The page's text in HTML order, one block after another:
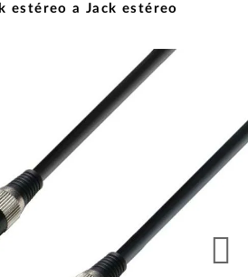
estéreo a Jack estéreo